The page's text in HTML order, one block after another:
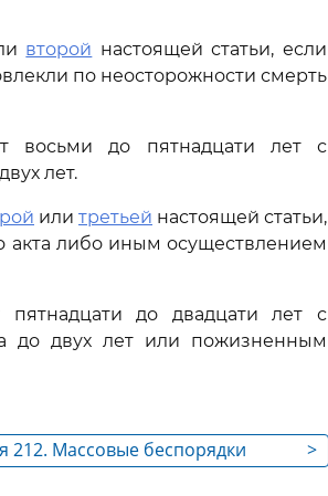
второй настоящей статьи, если
по неосторожности смерть
восьми до пятнадцати лет с
лет.
или третьей настоящей статьи,
либо иным осуществлением
до двадцати лет с
до двух лет или пожизненным
>
212. Массовые беспорядки